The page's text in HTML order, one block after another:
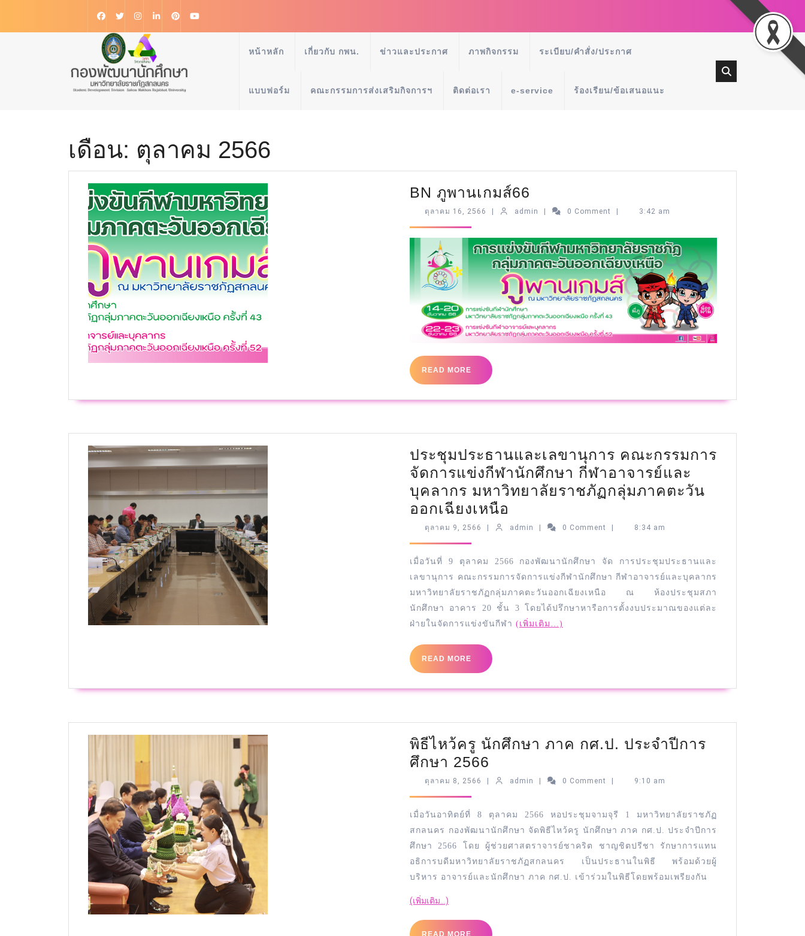
หน้าหลัก เกี่ยวกับ กพน. ข่าวและประกาศ ภาพกิจกรรม ระเบียบ/คำสั่ง/ประกาศ
แบบฟอร์ม คณะกรรมการส่งเสริมกิจการฯ ติดต่อเรา e-service ร้องเรียน/ข้อเสนอแนะ
เดือน: ตุลาคม 2566
BN ภูพานเกมส์66
ตุลาคม 16, 2566 admin 0 Comment 3:42 am
READ MORE
ประชุมประธานและเลขานุการ คณะกรรมการ
จัดการแข่งกีฬานักศึกษา กีฬาอาจารย์และ
บุคลากร มหาวิทยาลัยราชภัฏกลุ่มภาคตะวัน
ออกเฉียงเหนือ
ตุลาคม 9, 2566 admin 0 Comment 8:34 am
เมื่อวันที่ 9 ตุลาคม 2566 กองพัฒนานักศึกษา จัด การประชุมประธานและ
เลขานุการ คณะกรรมการจัดการแข่งกีฬานักศึกษา กีฬาอาจารย์และบุคลากร
มหาวิทยาลัยราชภัฏกลุ่มภาคตะวันออกเฉียงเหนือ ณ ห้องประชุมสภา
นักศึกษา อาคาร 20 ชั้น 3 โดยได้ปรึกษาหารือการตั้งงบประมาณของแต่ละ
ฝ่ายในจัดการแข่งขันกีฬา (เพิ่มเติม…)
READ MORE
พิธีไหว้ครู นักศึกษา ภาค กศ.ป. ประจำปีการ
ศึกษา 2566
ตุลาคม 8, 2566 admin 0 Comment 9:10 am
เมื่อวันอาทิตย์ที่ 8 ตุลาคม 2566 หอประชุมจามจุรี 1 มหาวิทยาลัยราชภัฏ
สกลนคร กองพัฒนานักศึกษา จัดพิธีไหว้ครู นักศึกษา ภาค กศ.ป. ประจำปีการ
ศึกษา 2566 โดย ผู้ช่วยศาสตราจารย์ชาคริต ชาญชิตปรีชา รักษาการแทน
อธิการบดีมหาวิทยาลัยราชภัฏสกลนคร เป็นประธานในพิธี พร้อมด้วยผู้
บริหาร อาจารย์และนักศึกษา ภาค กศ.ป. เข้าร่วมในพิธีโดยพร้อมเพรียงกัน
(เพิ่มเติม…)
READ MORE